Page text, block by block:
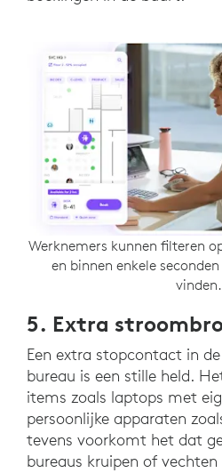
Werknemers kunnen filteren
en binnen enkele
vinden.
5. Extra
Een extra stopcontact in
bureau is een stille held.
items zoals laptops met
persoonlijke apparaten
tevens voorkomt het dat
bureaus kruipen of